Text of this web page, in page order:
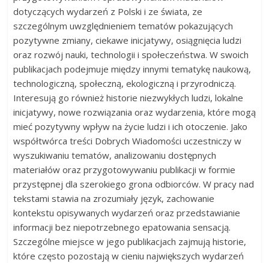
dotyczących wydarzeń z Polski i ze świata, ze
szczególnym uwzględnieniem tematów pokazujących
pozytywne zmiany, ciekawe inicjatywy, osiągnięcia ludzi
oraz rozwój nauki, technologii i społeczeństwa. W swoich
publikacjach podejmuje między innymi tematykę naukową,
technologiczną, społeczną, ekologiczną i przyrodniczą.
Interesują go również historie niezwykłych ludzi, lokalne
inicjatywy, nowe rozwiązania oraz wydarzenia, które mogą
mieć pozytywny wpływ na życie ludzi i ich otoczenie. Jako
współtwórca treści Dobrych Wiadomości uczestniczy w
wyszukiwaniu tematów, analizowaniu dostępnych
materiałów oraz przygotowywaniu publikacji w formie
przystępnej dla szerokiego grona odbiorców. W pracy nad
tekstami stawia na zrozumiały język, zachowanie
kontekstu opisywanych wydarzeń oraz przedstawianie
informacji bez niepotrzebnego epatowania sensacją.
Szczególne miejsce w jego publikacjach zajmują historie,
które często pozostają w cieniu największych wydarzeń